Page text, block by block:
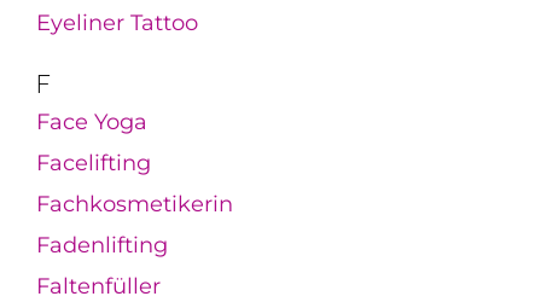
Eyeliner Tattoo
F
Face Yoga
Facelifting
Fachkosmetikerin
Fadenlifting
Faltenfüller